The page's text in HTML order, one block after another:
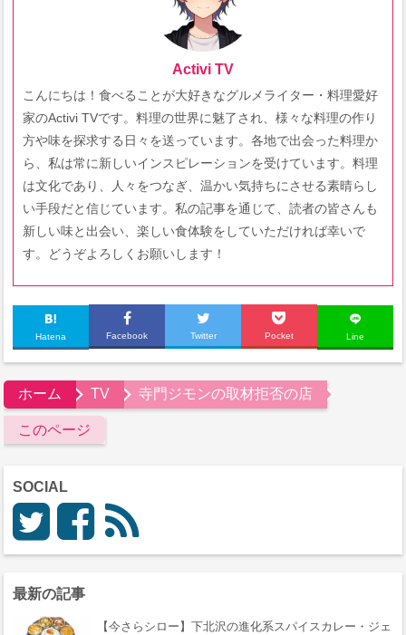
Activi TV
こんにちは！食べることが大好きなグルメライター・料理愛好
家のActivi TVです。料理の世界に魅了され、様々な料理の作り
方や味を探求する日々を送っています。各地で出会った料理か
ら、私は常に新しいインスピレーションを受けています。料理
は文化であり、人々をつなぎ、温かい気持ちにさせる素晴らし
い手段だと信じています。私の記事を通じて、読者の皆さんも
新しい味と出会い、楽しい食体験をしていただければ幸いで
す。どうぞよろしくお願いします！
Hatena Facebook Twitter Pocket Line
ホーム TV 寺門ジモンの取材拒否の店
このページ
SOCIAL
最新の記事
【今さらシロー】下北沢の進化系スパイスカレー・ジェ